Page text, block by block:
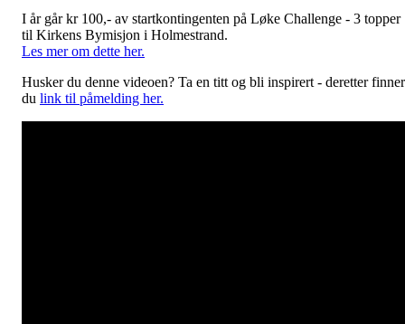
I år går kr 100,- av startkontingenten på Løke Challenge - 3 topper
til Kirkens Bymisjon i Holmestrand.
Les mer om dette her.
Husker du denne videoen? Ta en titt og bli inspirert - deretter finner
du link til påmelding her.